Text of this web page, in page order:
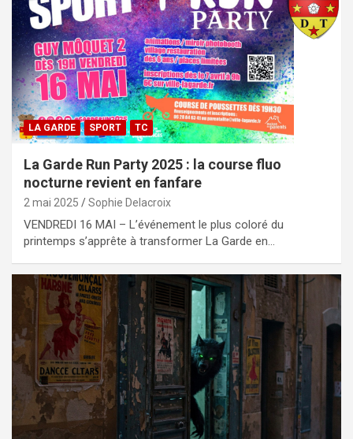
LA GARDE SPORT TC
La Garde Run Party 2025 : la course fluo
nocturne revient en fanfare
2 mai 2025 Sophie Delacroix
VENDREDI 16 MAI – L’événement le plus coloré du
printemps s’apprête à transformer La Garde en…